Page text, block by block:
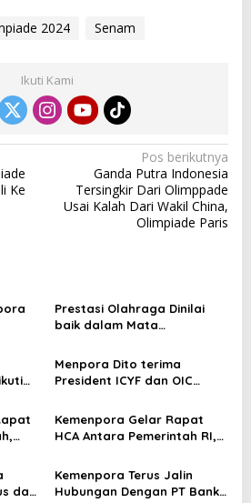
2024 Senam
Ikuti Kami
Ke
Pos berikutnya
Ganda Putra Indonesia
Tersingkir Dari Olimppade
Usai Kalah Dari Wakil China,
Olimpiade Paris
Prestasi Olahraga Dinilai
baik dalam Mata
Menpora Dito terima
President ICYF dan OIC
Kerjasama Kepemudaan
dan Olahraga
Kemenpora Gelar Rapat
HCA Antara Pemerintah RI,
dari
Kemenpora Terus Jalin
Hubungan Dengan PT Bank